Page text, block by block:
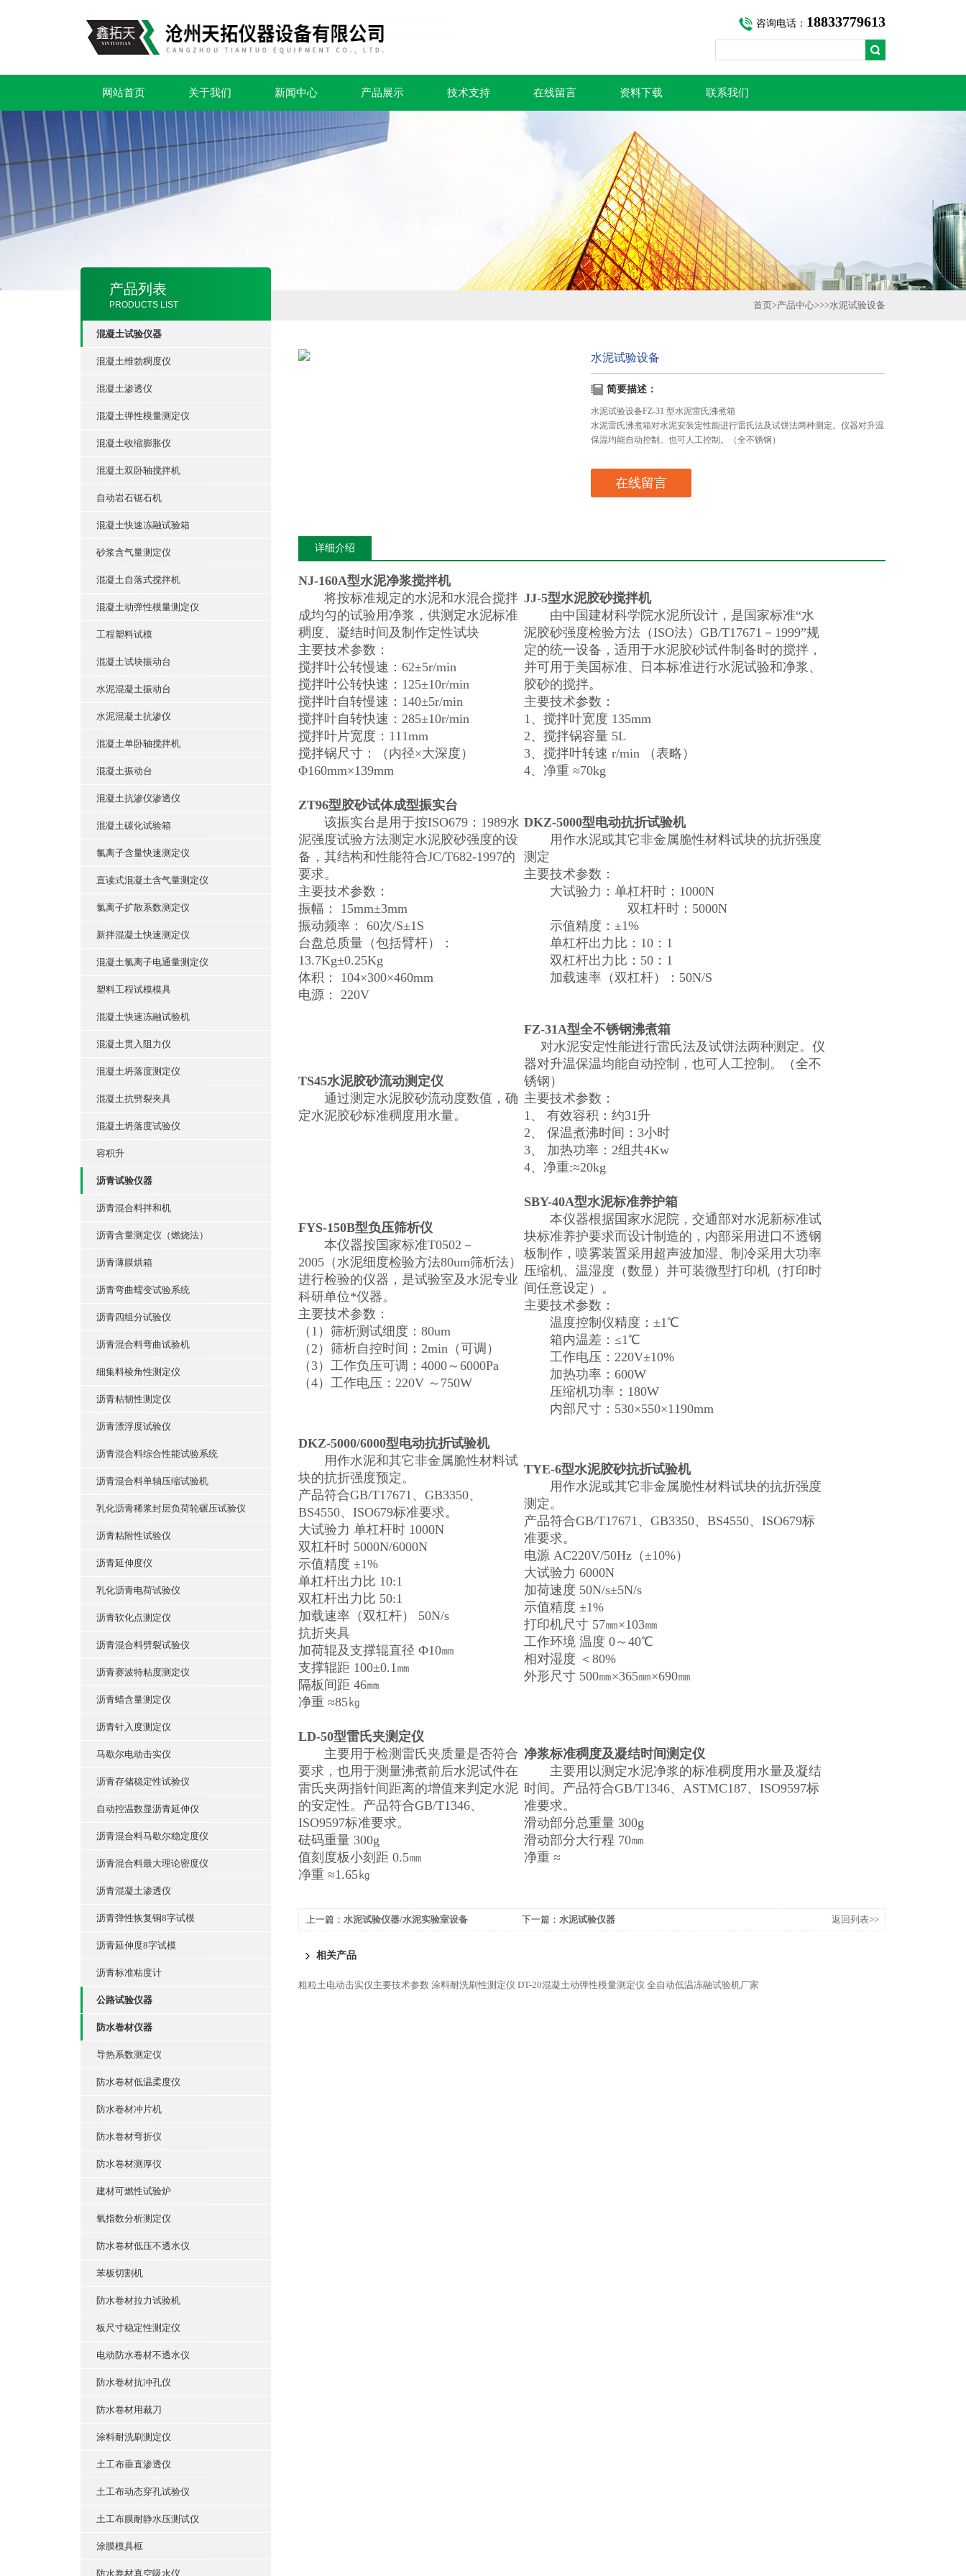
咨询电话： 18833779613
网站首页 关于我们 新闻中心 产品展示 技术支持 在线留言 资料下载 联系我们
产品列表
PRODUCTS LIST
混凝土试验仪器
混凝土维勃稠度仪
混凝土渗透仪
混凝土弹性模量测定仪
混凝土收缩膨胀仪
混凝土双卧轴搅拌机
自动岩石锯石机
混凝土快速冻融试验箱
砂浆含气量测定仪
混凝土自落式搅拌机
混凝土动弹性模量测定仪
工程塑料试模
混凝土试块振动台
水泥混凝土振动台
水泥混凝土抗渗仪
混凝土单卧轴搅拌机
混凝土振动台
混凝土抗渗仪渗透仪
混凝土碳化试验箱
氯离子含量快速测定仪
直读式混凝土含气量测定仪
氯离子扩散系数测定仪
新拌混凝土快速测定仪
混凝土氯离子电通量测定仪
塑料工程试模模具
混凝土快速冻融试验机
混凝土贯入阻力仪
混凝土坍落度测定仪
混凝土抗劈裂夹具
混凝土坍落度试验仪
容积升
沥青试验仪器
沥青混合料拌和机
沥青含量测定仪（燃烧法）
沥青薄膜烘箱
沥青弯曲蠕变试验系统
沥青四组分试验仪
沥青混合料弯曲试验机
细集料棱角性测定仪
沥青粘韧性测定仪
沥青漂浮度试验仪
沥青混合料综合性能试验系统
沥青混合料单轴压缩试验机
乳化沥青稀浆封层负荷轮碾压试验仪
沥青粘附性试验仪
沥青延伸度仪
乳化沥青电荷试验仪
沥青软化点测定仪
沥青混合料劈裂试验仪
沥青赛波特粘度测定仪
沥青蜡含量测定仪
沥青针入度测定仪
马歇尔电动击实仪
沥青存储稳定性试验仪
自动控温数显沥青延伸仪
沥青混合料马歇尔稳定度仪
沥青混合料最大理论密度仪
沥青混凝土渗透仪
沥青弹性恢复铜8字试模
沥青延伸度8字试模
沥青标准粘度计
公路试验仪器
防水卷材仪器
导热系数测定仪
防水卷材低温柔度仪
防水卷材冲片机
防水卷材弯折仪
防水卷材测厚仪
建材可燃性试验炉
氧指数分析测定仪
防水卷材低压不透水仪
苯板切割机
防水卷材拉力试验机
板尺寸稳定性测定仪
电动防水卷材不透水仪
防水卷材抗冲孔仪
防水卷材用裁刀
涂料耐洗刷测定仪
土工布垂直渗透仪
土工布动态穿孔试验仪
土工布膜耐静水压测试仪
涂膜模具框
防水卷材真空吸水仪
首页>产品中心>>>水泥试验设备
水泥试验设备
简要描述：
水泥试验设备FZ-31 型水泥雷氏沸煮箱
水泥雷氏沸煮箱对水泥安装定性能进行雷氏法及试饼法两种测定。仪器对升温
保温均能自动控制。也可人工控制。（全不锈钢）
在线留言
详细介绍
NJ-160A型水泥净浆搅拌机
将按标准规定的水泥和水混合搅拌
成均匀的试验用净浆，供测定水泥标准
稠度、凝结时间及制作定性试块
主要技术参数：
搅拌叶公转慢速：62±5r/min
搅拌叶公转快速：125±10r/min
搅拌叶自转慢速：140±5r/min
搅拌叶自转快速：285±10r/min
搅拌叶片宽度：111mm
搅拌锅尺寸：（内径×大深度）
Φ160mm×139mm
JJ-5型水泥胶砂搅拌机
由中国建材科学院水泥所设计，是国家标准“水
泥胶砂强度检验方法（ISO法）GB/T17671－1999”规
定的统一设备，适用于水泥胶砂试件制备时的搅拌，
并可用于美国标准、日本标准进行水泥试验和净浆、
胶砂的搅拌。
主要技术参数：
1、搅拌叶宽度 135mm
2、搅拌锅容量 5L
3、搅拌叶转速 r/min （表略）
4、净重 ≈70kg
ZT96型胶砂试体成型振实台
该振实台是用于按ISO679：1989水
泥强度试验方法测定水泥胶砂强度的设
备，其结构和性能符合JC/T682-1997的
要求。
主要技术参数：
振幅： 15mm±3mm
振动频率： 60次/S±1S
台盘总质量（包括臂杆）：
13.7Kg±0.25Kg
体积： 104×300×460mm
电源： 220V
DKZ-5000型电动抗折试验机
用作水泥或其它非金属脆性材料试块的抗折强度
测定
主要技术参数：
大试验力：单杠杆时：1000N
双杠杆时：5000N
示值精度：±1%
单杠杆出力比：10：1
双杠杆出力比：50：1
加载速率（双杠杆）：50N/S
TS45水泥胶砂流动测定仪
通过测定水泥胶砂流动度数值，确
定水泥胶砂标准稠度用水量。
FZ-31A型全不锈钢沸煮箱
对水泥安定性能进行雷氏法及试饼法两种测定。仪
器对升温保温均能自动控制，也可人工控制。（全不
锈钢）
主要技术参数：
1、 有效容积：约31升
2、 保温煮沸时间：3小时
3、 加热功率：2组共4Kw
4、净重:≈20kg
FYS-150B型负压筛析仪
本仪器按国家标准T0502－
2005（水泥细度检验方法80um筛析法）
进行检验的仪器，是试验室及水泥专业
科研单位*仪器。
主要技术参数：
（1）筛析测试细度：80um
（2）筛析自控时间：2min（可调）
（3）工作负压可调：4000～6000Pa
（4）工作电压：220V ～750W
SBY-40A型水泥标准养护箱
本仪器根据国家水泥院，交通部对水泥新标准试
块标准养护要求而设计制造的，内部采用进口不透钢
板制作，喷雾装置采用超声波加湿、制冷采用大功率
压缩机、温湿度（数显）并可装微型打印机（打印时
间任意设定）。
主要技术参数：
温度控制仪精度：±1℃
箱内温差：≤1℃
工作电压：220V±10%
加热功率：600W
压缩机功率：180W
内部尺寸：530×550×1190mm
DKZ-5000/6000型电动抗折试验机
用作水泥和其它非金属脆性材料试
块的抗折强度预定。
产品符合GB/T17671、GB3350、
BS4550、ISO679标准要求。
大试验力 单杠杆时 1000N
双杠杆时 5000N/6000N
示值精度 ±1%
单杠杆出力比 10:1
双杠杆出力比 50:1
加载速率（双杠杆） 50N/s
抗折夹具
加荷辊及支撑辊直径 Ф10㎜
支撑辊距 100±0.1㎜
隔板间距 46㎜
净重 ≈85㎏
TYE-6型水泥胶砂抗折试验机
用作水泥或其它非金属脆性材料试块的抗折强度
测定。
产品符合GB/T17671、GB3350、BS4550、ISO679标
准要求。
电源 AC220V/50Hz（±10%）
大试验力 6000N
加荷速度 50N/s±5N/s
示值精度 ±1%
打印机尺寸 57㎜×103㎜
工作环境 温度 0～40℃
相对湿度 ＜80%
外形尺寸 500㎜×365㎜×690㎜
LD-50型雷氏夹测定仪
主要用于检测雷氏夹质量是否符合
要求，也用于测量沸煮前后水泥试件在
雷氏夹两指针间距离的增值来判定水泥
的安定性。产品符合GB/T1346、
ISO9597标准要求。
砝码重量 300g
值刻度板小刻距 0.5㎜
净重 ≈1.65㎏
净浆标准稠度及凝结时间测定仪
主要用以测定水泥净浆的标准稠度用水量及凝结
时间。产品符合GB/T1346、ASTMC187、ISO9597标
准要求。
滑动部分总重量 300g
滑动部分大行程 70㎜
净重 ≈
上一篇： 水泥试验仪器/水泥实验室设备 下一篇： 水泥试验仪器 返回列表>>
相关产品
粗粒土电动击实仪主要技术参数 涂料耐洗刷性测定仪 DT-20混凝土动弹性模量测定仪 全自动低温冻融试验机厂家